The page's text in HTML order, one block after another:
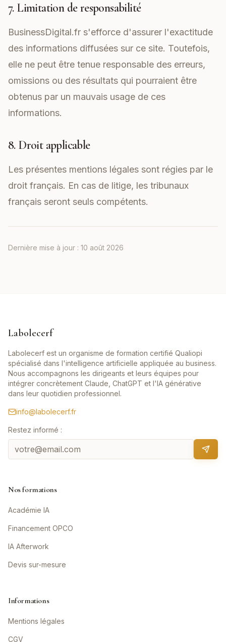
7. Limitation de responsabilité
BusinessDigital.fr s'efforce d'assurer l'exactitude
des informations diffusées sur ce site. Toutefois,
elle ne peut être tenue responsable des erreurs,
omissions ou des résultats qui pourraient être
obtenus par un mauvais usage de ces
informations.
8. Droit applicable
Les présentes mentions légales sont régies par le
droit français. En cas de litige, les tribunaux
français seront seuls compétents.
Dernière mise à jour : 10 août 2026
Labolecerf
Labolecerf est un organisme de formation certifié Qualiopi
spécialisé dans l'intelligence artificielle appliquée au business.
Nous accompagnons les dirigeants et leurs équipes pour
intégrer concrètement Claude, ChatGPT et l'IA générative
dans leur quotidien professionnel.
info@labolecerf.fr
Restez informé :
Nos formations
Académie IA
Financement OPCO
IA Afterwork
Devis sur-mesure
Informations
Mentions légales
CGV